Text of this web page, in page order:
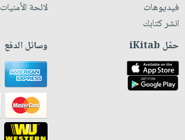
فيديوهات
انشر كتابك
لائحة الأمنيات
حمّل iKitab وسائل الدفع